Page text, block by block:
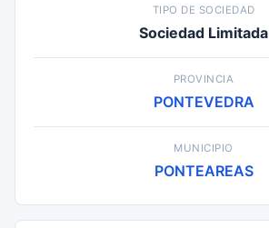
TIPO DE SOCIEDAD
Sociedad Limitada
PROVINCIA
PONTEVEDRA
MUNICIPIO
PONTEAREAS